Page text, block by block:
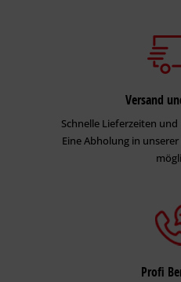
Versand
Schnelle Lieferzeiten und
Eine Abholung in
Profi